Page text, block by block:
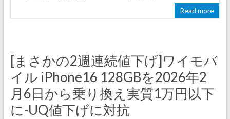
Read more
[まさかの2週連続値下げ]ワイモバ
イル iPhone16 128GBを2026年2
月6日から乗り換え実質1万円以下
に-UQ値下げに対抗